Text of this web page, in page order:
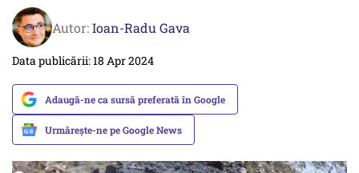
Autor:Ioan-Radu Gava
Data publicării: 18 Apr 2024
Adaugă-ne ca sursă preferată în Google
Urmărește-ne pe Google News